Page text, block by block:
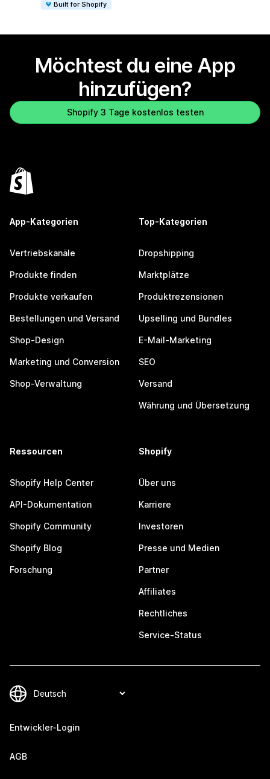
Built for Shopify
Möchtest du eine App
hinzufügen?
Shopify 3 Tage kostenlos testen
App-Kategorien
Vertriebskanäle
Produkte finden
Produkte verkaufen
Bestellungen und Versand
Shop-Design
Marketing und Conversion
Shop-Verwaltung
Top-Kategorien
Dropshipping
Marktplätze
Produktrezensionen
Upselling und Bundles
E-Mail-Marketing
SEO
Versand
Währung und Übersetzung
Ressourcen
Shopify Help Center
API-Dokumentation
Shopify Community
Shopify Blog
Forschung
Shopify
Über uns
Karriere
Investoren
Presse und Medien
Partner
Affiliates
Rechtliches
Service-Status
Entwickler-Login
AGB